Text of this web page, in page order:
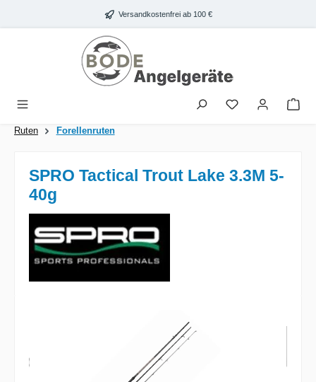
Zum Hauptinhalt springen Versandkostenfrei ab 100 €
Ruten Forellenruten
SPRO Tactical Trout Lake 3.3M 5-
40g